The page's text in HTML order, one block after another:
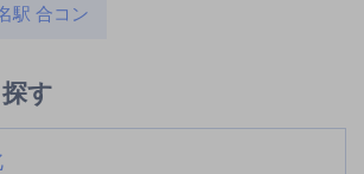
駅 合コン
す